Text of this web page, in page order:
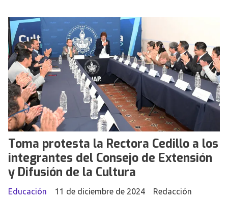
Toma protesta la Rectora Cedillo a los
integrantes del Consejo de Extensión
y Difusión de la Cultura
Redacción
Educación
11 de diciembre de 2024